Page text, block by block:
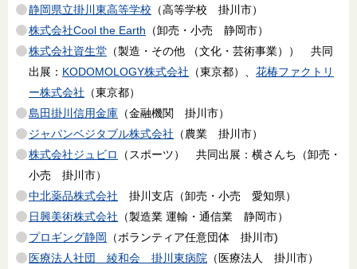
静岡県立掛川東高等学校 （高等学校 掛川市）
株式会社Cool the Earth （卸売・小売 静岡市）
株式会社資生堂 （製造・その他 （文化・芸術事業）） 共同
出展： KODOMOLOGY株式会社 （東京都）、 花椿ファクトリ
ー株式会社 （東京都）
島田掛川信用金庫 （金融機関 掛川市）
ジャパンベジタブル株式会社 （農業 掛川市）
株式会社ジュビロ
（スポーツ） 共同出展：横さんち（卸売・
小売 掛川市）
中北薬品株式会社 掛川支店（卸売・小売 愛知県）
日興美術株式会社 （製造業 運輸・通信業 静岡市）
プロギング静岡
（ボランティア任意団体 掛川市)
医療法人社団 綾和会 掛川東病院 （医療法人 掛川市）